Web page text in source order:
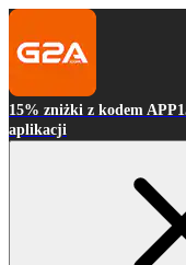
15% zniżki z kodem
aplikacji